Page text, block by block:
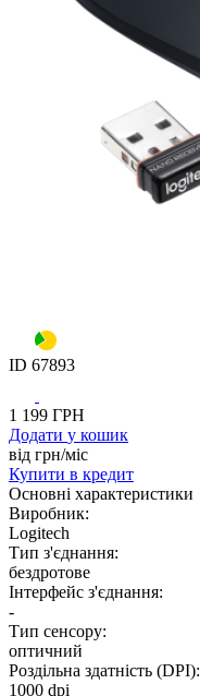
ID 67893
1 199 ГРН
Додати у кошик
від грн/мiс
Купити в кредит
Основнi характеристики
Виробник:
Logitech
Тип з'єднання:
бездротове
Інтерфейс з'єднання:
-
Тип сенсору:
оптичний
Роздільна здатність (DPI):
1000 dpi